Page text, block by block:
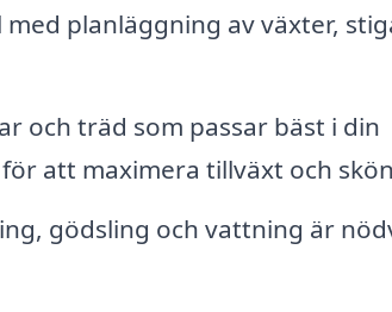
planläggning av växter,
och träd som passar bäst i din
att maximera tillväxt och
gödsling och vattning är